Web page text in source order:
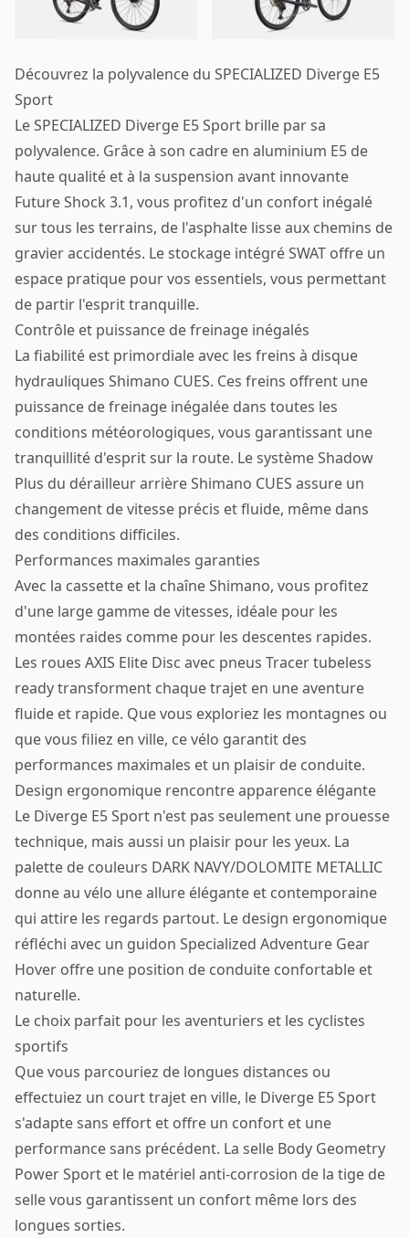
Découvrez la polyvalence du SPECIALIZED Diverge E5
Sport
Le SPECIALIZED Diverge E5 Sport brille par sa
polyvalence. Grâce à son cadre en aluminium E5 de
haute qualité et à la suspension avant innovante
Future Shock 3.1, vous profitez d'un confort inégalé
sur tous les terrains, de l'asphalte lisse aux chemins de
gravier accidentés. Le stockage intégré SWAT offre un
espace pratique pour vos essentiels, vous permettant
de partir l'esprit tranquille.
Contrôle et puissance de freinage inégalés
La fiabilité est primordiale avec les freins à disque
hydrauliques Shimano CUES. Ces freins offrent une
puissance de freinage inégalée dans toutes les
conditions météorologiques, vous garantissant une
tranquillité d'esprit sur la route. Le système Shadow
Plus du dérailleur arrière Shimano CUES assure un
changement de vitesse précis et fluide, même dans
des conditions difficiles.
Performances maximales garanties
Avec la cassette et la chaîne Shimano, vous profitez
d'une large gamme de vitesses, idéale pour les
montées raides comme pour les descentes rapides.
Les roues AXIS Elite Disc avec pneus Tracer tubeless
ready transforment chaque trajet en une aventure
fluide et rapide. Que vous exploriez les montagnes ou
que vous filiez en ville, ce vélo garantit des
performances maximales et un plaisir de conduite.
Design ergonomique rencontre apparence élégante
Le Diverge E5 Sport n'est pas seulement une prouesse
technique, mais aussi un plaisir pour les yeux. La
palette de couleurs DARK NAVY/DOLOMITE METALLIC
donne au vélo une allure élégante et contemporaine
qui attire les regards partout. Le design ergonomique
réfléchi avec un guidon Specialized Adventure Gear
Hover offre une position de conduite confortable et
naturelle.
Le choix parfait pour les aventuriers et les cyclistes
sportifs
Que vous parcouriez de longues distances ou
effectuiez un court trajet en ville, le Diverge E5 Sport
s'adapte sans effort et offre un confort et une
performance sans précédent. La selle Body Geometry
Power Sport et le matériel anti-corrosion de la tige de
selle vous garantissent un confort même lors des
longues sorties.